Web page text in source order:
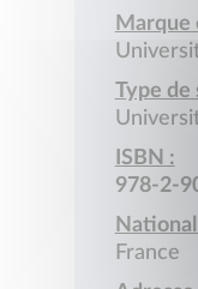
Marque
Type de
ISBN :
978-2-
France